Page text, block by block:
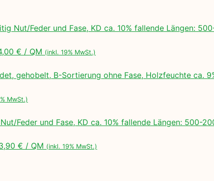
Nut/Feder und Fase, KD ca. 10% fallende Längen:
€ / QM (inkl. 19% MwSt.)
gehobelt, B-Sortierung ohne Fase, Holzfeuchte
MwSt.)
Feder und Fase, KD ca. 10% fallende Längen:
€ / QM (inkl. 19% MwSt.)